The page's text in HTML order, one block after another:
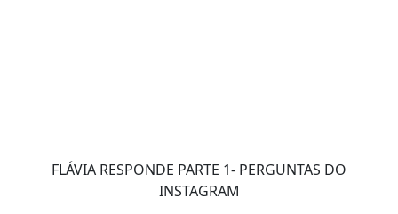
FLÁVIA RESPONDE PARTE 1- PERGUNTAS DO
INSTAGRAM